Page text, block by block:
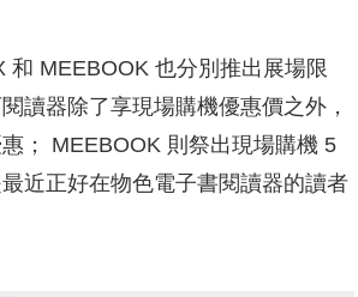
和 MEEBOOK 也分別推出展場限
讀器除了享現場購機優惠價之外，
； MEEBOOK 則祭出現場購機 5
近正好在物色電子書閱讀器的讀者